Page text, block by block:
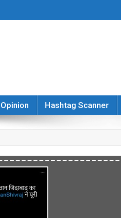
Opinion Hashtag Scanner